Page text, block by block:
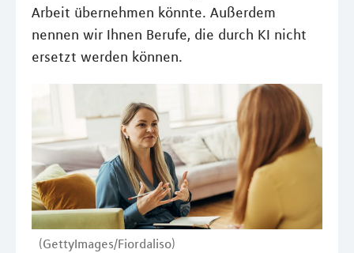
Arbeit übernehmen könnte. Außerdem
nennen wir Ihnen Berufe, die durch KI nicht
ersetzt werden können.
(GettyImages/Fiordaliso)